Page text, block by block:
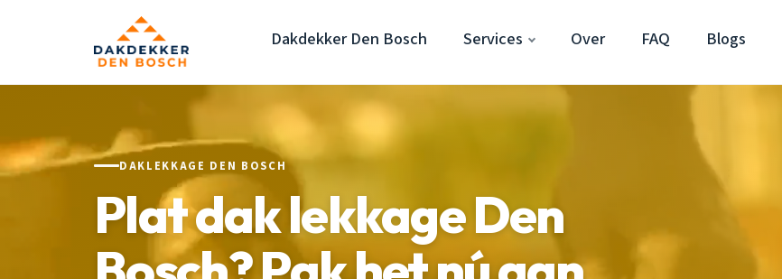
Dakdekker Den Bosch Services Over FAQ Blogs
DAKLEKKAGE DEN BOSCH
Plat dak lekkage Den